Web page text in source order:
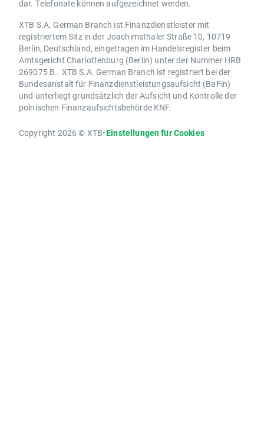
dar. Telefonate können aufgezeichnet werden.
XTB S.A. German Branch ist Finanzdienstleister mit
registriertem Sitz in der Joachimsthaler Straße 10, 10719
Berlin, Deutschland, eingetragen im Handelsregister beim
Amtsgericht Charlottenburg (Berlin) unter der Nummer HRB
269075 B.. XTB S.A. German Branch ist registriert bei der
Bundesanstalt für Finanzdienstleistungsaufsicht (BaFin)
und unterliegt grundsätzlich der Aufsicht und Kontrolle der
polnischen Finanzaufsichtsbehörde KNF.
Copyright 2026 © XTB•Einstellungen für Cookies